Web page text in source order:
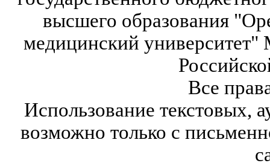
высшего образования
медицинский университет"
Все
Использование текстовых,
возможно только с